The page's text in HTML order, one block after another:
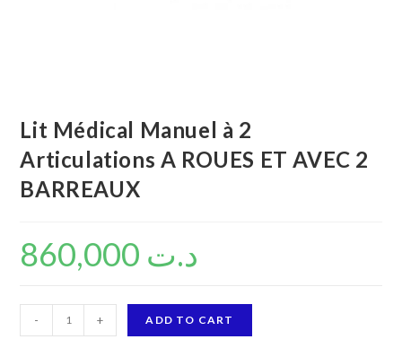
Lit Médical Manuel à 2
Articulations A ROUES ET AVEC 2
BARREAUX
د.ت
Médical
- + ADD TO CART